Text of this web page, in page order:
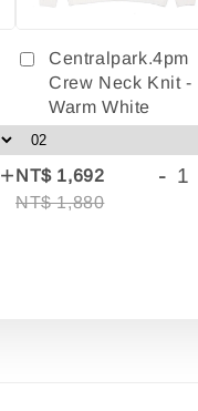
+
Centralpark.4pm
Crew Neck Knit -
Warm White
NT$ 1,692
NT$ 1,880
-